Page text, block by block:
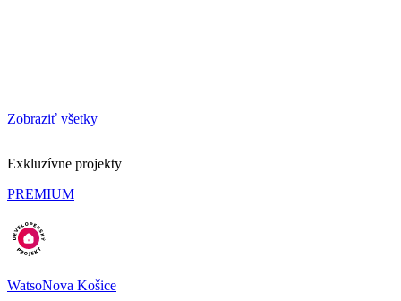
Zobraziť všetky
Exkluzívne projekty
PREMIUM
WatsoNova Košice